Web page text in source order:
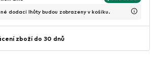
dodací lhůty budou zobrazeny v košíku.
zboží do 30 dnů